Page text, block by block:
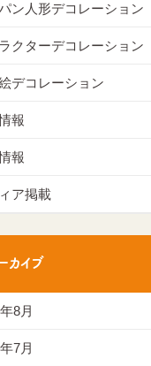
ン人形デコレーション
クターデコレーション
デコレーション
報
報
ア掲載
カイブ
8月
7月